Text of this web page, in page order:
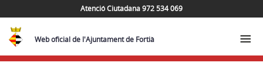
Atenció Ciutadana 972 534 069
Web oficial de l'Ajuntament de Fortià